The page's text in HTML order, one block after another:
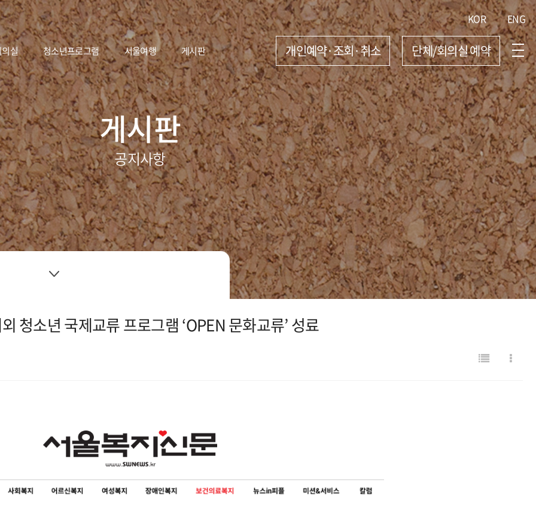
KOR ENG
실 청소년프로그램 서울여행 게시판 개인예약·조회·취소 단체/회의실 예약
게시판
공지사항
청소년 국제교류 프로그램 ‘OPEN 문화교류’ 성료